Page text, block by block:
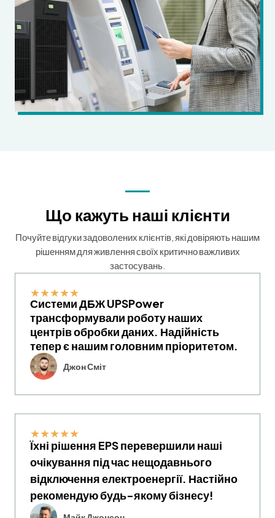
Що кажуть наші клієнти
Почуйте відгуки задоволених клієнтів, які довіряють нашим
рішенням для живлення своїх критично важливих
застосувань.
★★★★★
Системи ДБЖ UPSPower
трансформували роботу наших
центрів обробки даних. Надійність
тепер є нашим головним пріоритетом.
Джон Сміт
★★★★★
Їхні рішення EPS перевершили наші
очікування під час нещодавнього
відключення електроенергії. Настійно
рекомендую будь-якому бізнесу!